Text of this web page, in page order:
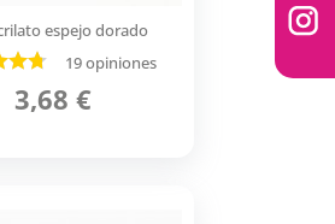
espejo dorado
19 opiniones
3,68 €